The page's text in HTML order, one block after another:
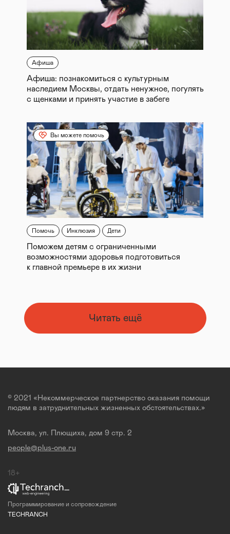
Афиша
Афиша: познакомиться с культурным
наследием Москвы, отдать ненужное, погулять
с щенками и принять участие в забеге
Вы можете помочь
Помочь Инклюзия Дети
Поможем детям с ограниченными
возможностями здоровья подготовиться
к главной премьере в их жизни
Читать ещё
© 2021 «Некоммерческое партнерство оказания помощи
людям в затруднительных жизненных обстоятельствах.»
Москва, ул. Плющиха, дом 9 стр. 2
people@plus-one.ru
18+
Программирование и сопровождение
TECHRANCH